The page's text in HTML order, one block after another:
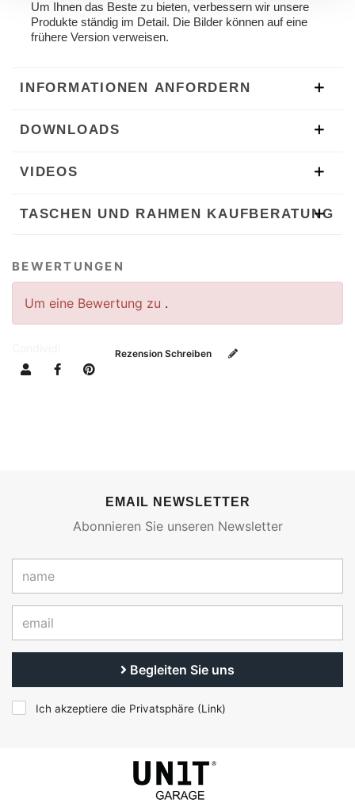
Um Ihnen das Beste zu bieten, verbessern wir unsere
Produkte ständig im Detail. Die Bilder können auf eine
frühere Version verweisen.
INFORMATIONEN ANFORDERN
DOWNLOADS
VIDEOS
TASCHEN UND RAHMEN KAUFBERATUNG
BEWERTUNGEN
Um eine Bewertung zu .
Rezension Schreiben
EMAIL NEWSLETTER
Abonnieren Sie unseren Newsletter
Begleiten Sie uns
Ich akzeptiere die Privatsphäre (Link)